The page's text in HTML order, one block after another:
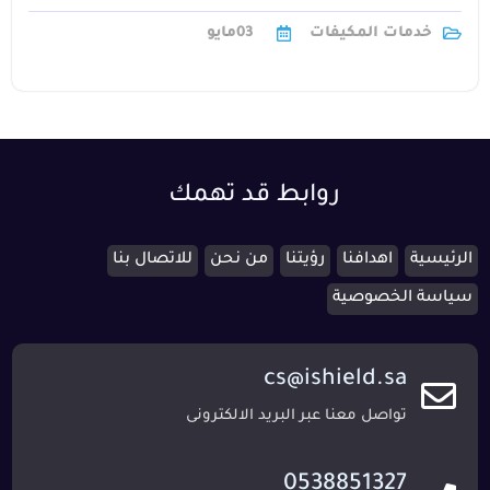
الهواء في السوق فنحن نخدم1
خدمات المكيفات
03مايو
روابط قد تهمك
الرئيسية اهدافنا رؤيتنا من نحن للاتصال بنا
سياسة الخصوصية
cs@ishield.sa
تواصل معنا عبر البريد الالكترونى
0538851327